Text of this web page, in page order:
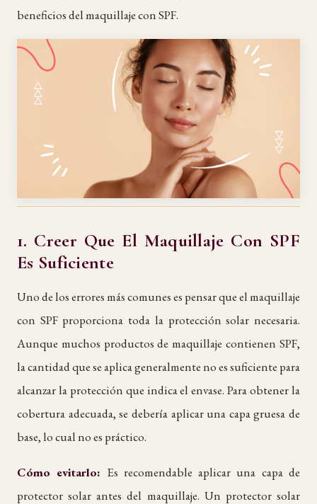
beneficios del maquillaje con SPF.
1. Creer Que El Maquillaje Con SPF
Es Suficiente
Uno de los errores más comunes es pensar que el maquillaje
con SPF proporciona toda la protección solar necesaria.
Aunque muchos productos de maquillaje contienen SPF,
la cantidad que se aplica generalmente no es suficiente para
alcanzar la protección que indica el envase. Para obtener la
cobertura adecuada, se debería aplicar una capa gruesa de
base, lo cual no es práctico.
Cómo evitarlo: Es recomendable aplicar una capa de
protector solar antes del maquillaje. Un protector solar